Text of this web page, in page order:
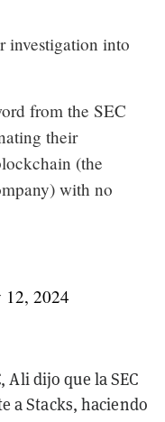
into
from the SEC
their
(the
with no
12, 2024
Ali dijo que la SEC
a Stacks, haciendo